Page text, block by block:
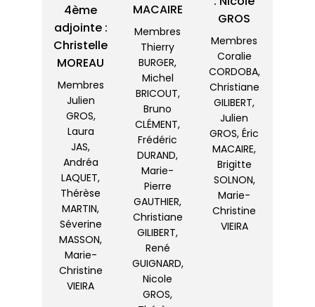
4ème
adjointe :
Christelle
MOREAU
Membres
Julien
GROS,
Laura
JAS,
Andréa
LAQUET,
Thérèse
MARTIN,
Séverine
MASSON,
Marie-
Christine
VIEIRA
MACAIRE
Membres
Thierry
BURGER,
Michel
BRICOUT,
Bruno
CLÉMENT,
Frédéric
DURAND,
Marie-
Pierre
GAUTHIER,
Christiane
GILIBERT,
René
GUIGNARD,
Nicole
GROS,
GROS
Membres
Coralie
CORDOBA,
Christiane
GILIBERT,
Julien
GROS, Éric
MACAIRE,
Brigitte
SOLNON,
Marie-
Christine
VIEIRA